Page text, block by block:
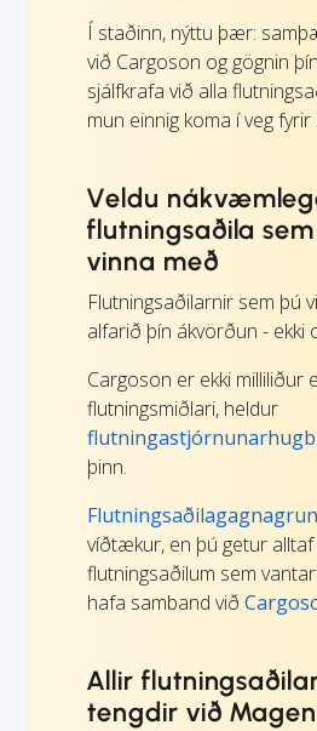
Í staðinn, nýttu þær:
við Cargoson og gögnin
sjálfkrafa við alla
mun einnig koma í veg
Veldu
flutningsaðila
vinna með
Flutningsaðilarnir sem þú
alfarið þín ákvörðun - ekki
Cargoson er ekki milliliður
flutningsmiðlari, heldur
þinn.
víðtækur, en þú getur
flutningsaðilum sem
hafa samband við
Allir
tengdir við